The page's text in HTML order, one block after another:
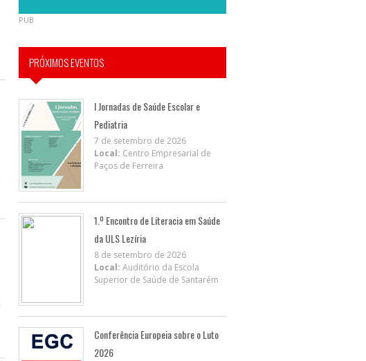
PUB
PRÓXIMOS EVENTOS
I Jornadas de Saúde Escolar e
Pediatria
7 de setembro de 2026
Local: Centro Empresarial de
Paços de Ferreira
1.º Encontro de Literacia em Saúde
da ULS Lezíria
8 de setembro de 2026
Local: Auditório da Escola
Superior de Saúde de Santarém
Conferência Europeia sobre o Luto
2026